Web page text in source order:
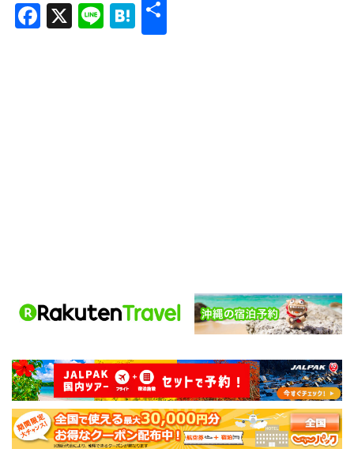
Facebook
X LineHatena